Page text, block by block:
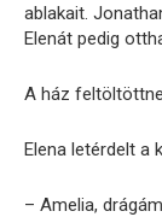
ablakait.
Elenát pedig
A ház
Elena letérdelt a
– Amelia,